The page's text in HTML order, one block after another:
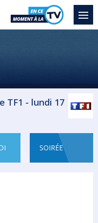
TF1 - lundi 17
SOIRÉE
appartient